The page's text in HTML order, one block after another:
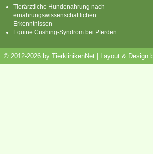
Tierärztliche Hundenahrung nach
ernährungswissenschaftlichen
Erkenntnissen
Equine Cushing-Syndrom bei Pferden
© 2012-2026 by TierklinikenNet | Layout & Design